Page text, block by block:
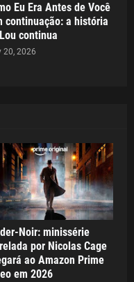
Eu Era Antes de Você
continuação: a história
continua
20, 2026
Noir: minissérie
por Nicolas Cage
ao Amazon Prime
em 2026